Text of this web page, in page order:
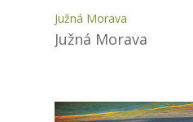
Južná Morava
Južná Morava